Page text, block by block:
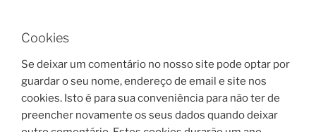
Cookies
Se deixar um comentário no nosso site pode optar por
guardar o seu nome, endereço de email e site nos
cookies. Isto é para sua conveniência para não ter de
preencher novamente os seus dados quando deixar